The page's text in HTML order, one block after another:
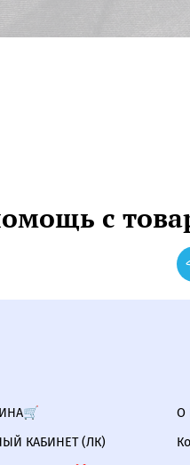
с
КАБИНЕТ (ЛК)
О